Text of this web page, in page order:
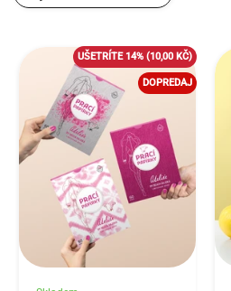
UŠETRÍTE 14% (10,00 KČ)
DOPREDAJ